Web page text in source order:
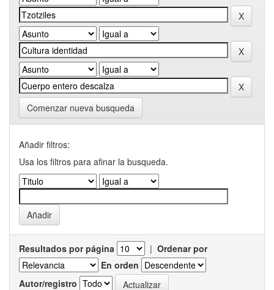
Comenzar nueva busqueda
Añadir filtros:
Usa los filtros para afinar la busqueda.
Resultados por página | Ordenar por
En orden
Autor/registro